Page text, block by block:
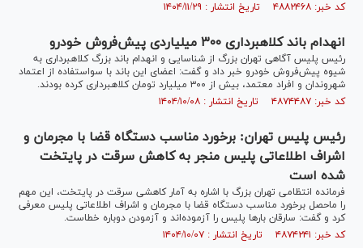
کد خبر: ۴۸۸۲۴۶۸ تاریخ انتشار : ۱۴۰۴/۱۱/۲۹
انهدام باند کلاهبرداری ۳۰۰ میلیاردی پیش‌فروش خودرو
رئیس پلیس آگاهی تهران بزرگ از شناسایی و انهدام باند بزرگ کلاهبرداری به
شیوه پیش‌فروش خودرو خبر داد و گفت: اعضای این باند با سواستفاده از اعتماد
شهروندان و افراد معتمد، بیش از ۳۰۰ میلیارد تومان کلاهبرداری کرده بودند.
کد خبر: ۴۸۷۴۴۸۷ تاریخ انتشار : ۱۴۰۴/۱۰/۰۸
رئیس پلیس تهران: برخورد مناسب دستگاه قضا با مجرمان و
اشراف اطلاعاتی پلیس منجر به کاهش سرقت در پایتخت
شده است
فرمانده انتظامی تهران بزرگ با اشاره به آمار کاهشی سرقت در پایتخت، این مهم
را ماحصل برخورد مناسب دستگاه قضا با مجرمان و اشراف اطلاعاتی پلیس معرفی
کرد و گفت: سارقان بار‌ها پلیس را آزموده‌اند و آزمودن دوباره خطاست.
کد خبر: ۴۸۷۴۲۴۱ تاریخ انتشار : ۱۴۰۴/۱۰/۰۷